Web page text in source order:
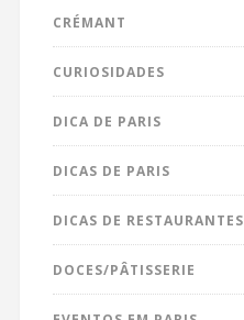
CRÉMANT
CURIOSIDADES
DICA DE PARIS
DICAS DE PARIS
DICAS DE RESTAURANTES
DOCES/PÂTISSERIE